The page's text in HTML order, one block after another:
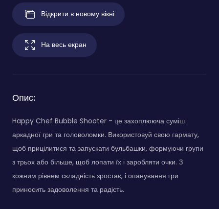
Відкрити в новому вікні
На весь екран
Опис:
Happy Chef Bubble Shooter - це захоплююча суміш
аркадної гри та головоломки. Використовуй свою гармату,
щоб прицілитися та запускати бульбашки, формуючи групи
з трьох або більше, щоб лопати їх і заробляти очки. З
кожним рівнем складність зростає, і опанування гри
приносить задоволення та радість.